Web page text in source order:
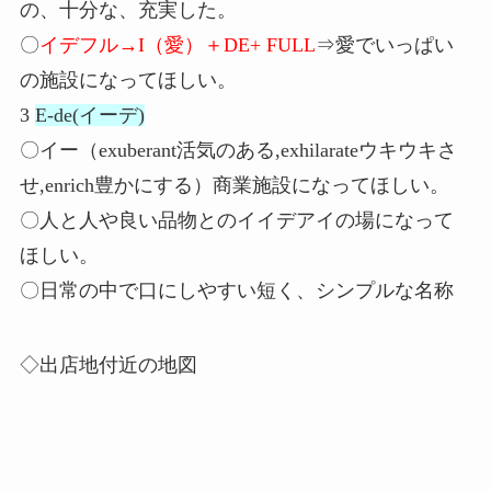
の、十分な、充実した。
〇イデフル→I（愛）＋DE+ FULL⇒愛でいっぱい
の施設になってほしい。
3 E-de(イーデ)
〇イー（exuberant活気のある,exhilarateウキウキさ
せ,enrich豊かにする）商業施設になってほしい。
〇人と人や良い品物とのイイデアイの場になって
ほしい。
〇日常の中で口にしやすい短く、シンプルな名称
◇出店地付近の地図